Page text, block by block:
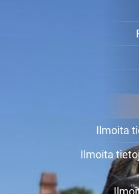
Ilmoita
Ilmoita